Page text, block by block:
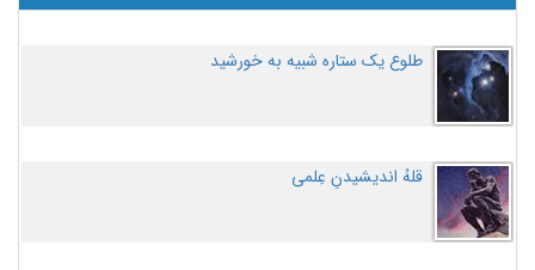
طلوع یک ستاره شبیه به خورشید
قلهُ اندیشیدنِ عِلمی